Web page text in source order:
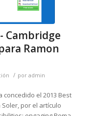
Cambridge
Ramon
/ por admin
concedido el 2013 Best
Soler, por el artículo